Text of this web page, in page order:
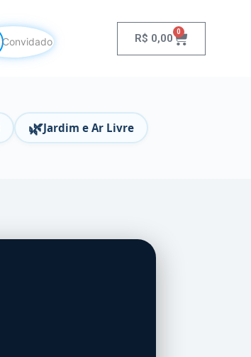
Convidado R$ 0,00
0
🌿Jardim e Ar Livre